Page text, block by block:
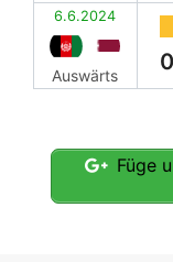
6.6.2024
Auswärts
Füge